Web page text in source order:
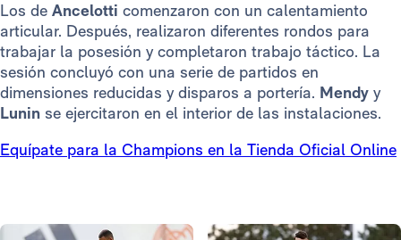
Los de Ancelotti comenzaron con un calentamiento
articular. Después, realizaron diferentes rondos para
trabajar la posesión y completaron trabajo táctico. La
sesión concluyó con una serie de partidos en
dimensiones reducidas y disparos a portería. Mendy y
Lunin se ejercitaron en el interior de las instalaciones.
Equípate para la Champions en la Tienda Oficial Online